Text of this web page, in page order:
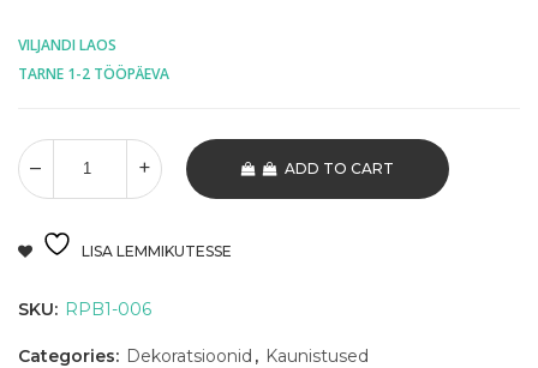
VILJANDI LAOS
TARNE 1-2 TÖÖPÄEVA
ADD TO CART
LISA LEMMIKUTESSE
SKU: RPB1-006
Categories: Dekoratsioonid , Kaunistused